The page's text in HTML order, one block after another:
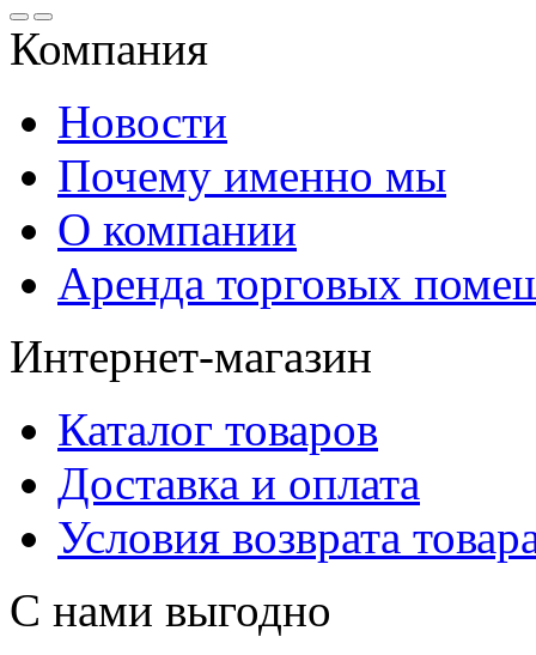
Компания
Новости
Почему именно мы
О компании
Аренда торговых
Интернет-магазин
Каталог товаров
Доставка и оплата
Условия возврата
С нами выгодно